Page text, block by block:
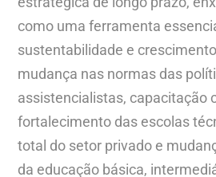
como uma ferramenta
sustentabilidade e
mudança nas normas das
assistencialistas, capacitação
fortalecimento das escolas
total do setor privado e
da educação básica,